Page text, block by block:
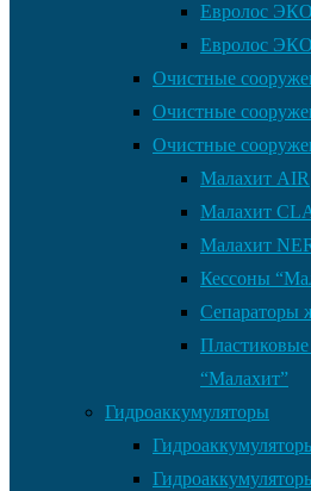
Евролос ЭКО
Евролос
Очистные
Очистные
Очистные
Малахит AIR
Малахит
Малахит
Кессоны
Сепараторы
“Малахит”
Гидроаккумуляторы